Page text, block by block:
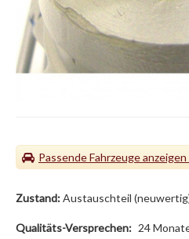
Passende Fahrzeuge
Zustand:Austauschteil
Qualitäts-Versprechen: 24